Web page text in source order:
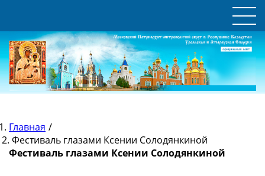
Главная /
Фестиваль глазами Ксении Солодянкиной
Фестиваль глазами Ксении Солодянкиной